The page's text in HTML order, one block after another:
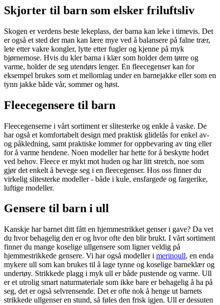
Skjorter til barn som elsker friluftsliv
Skogen er verdens beste lekeplass, der barna kan leke i timevis. Det
er også et sted der man kan lære mye ved å balansere på falne trær,
lete etter vakre kongler, lytte etter fugler og kjenne på myk
bjørnemose. Hvis du kler barna i klær som holder dem tørre og
varme, holder de seg utendørs lenger. En fleecegenser kan for
eksempel brukes som et mellomlag under en barnejakke eller som en
tynn jakke både vår, sommer og høst.
Fleecegensere til barn
Fleecegenserne i vårt sortiment er slitesterke og enkle å vaske. De
har også et komfortabelt design med praktisk glidelås for enkel av-
og påkledning, samt praktiske lommer for oppbevaring av ting eller
for å varme hendene. Noen modeller har hette for å beskytte hodet
ved behov. Fleece er mykt mot huden og har litt stretch, noe som
gjør det enkelt å bevege seg i en fleecegenser. Hos oss finner du
virkelig slitesterke modeller - både i kule, ensfargede og fargerike,
luftige modeller.
Gensere til barn i ull
Kanskje har barnet ditt fått en hjemmestrikket genser i gave? Da vet
du hvor behagelig den er og hvor ofte den blir brukt. I vårt sortiment
finner du mange koselige ullgensere som ligner veldig på
hjemmestrikkede gensere. Vi har også modeller i merinoull, en enda
mykere ull som kan brukes til å lage tynne og koselige barneklær og
undertøy. Strikkede plagg i myk ull er både pustende og varme. Ull
er et utrolig smart naturmateriale som ikke bare er behagelig å ha på
seg, det er også selvrensende. Det er ofte nok å henge ut barnets
strikkede ullgenser en stund, så føles den frisk igjen. Ull er dessuten